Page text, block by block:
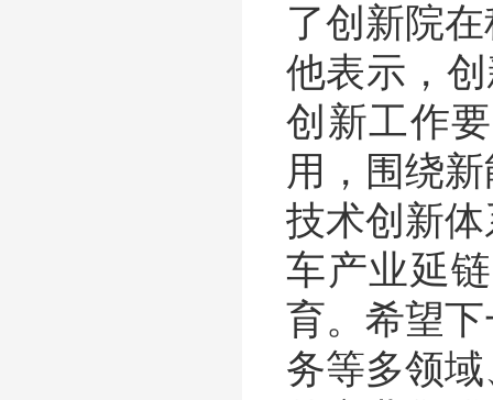
了创新院
他表示，
创新工作
用，围绕
技术创新
车产业延
育。希望
务等多领